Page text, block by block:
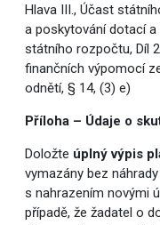
Hlava III., Účast
a poskytování dotací
státního rozpočtu, Díl
finančních výpomocí
odnětí, § 14, (3) e)
Příloha – Údaje o
Doložte úplný výpis
vymazány bez
s nahrazením novými
případě, že žadatel o